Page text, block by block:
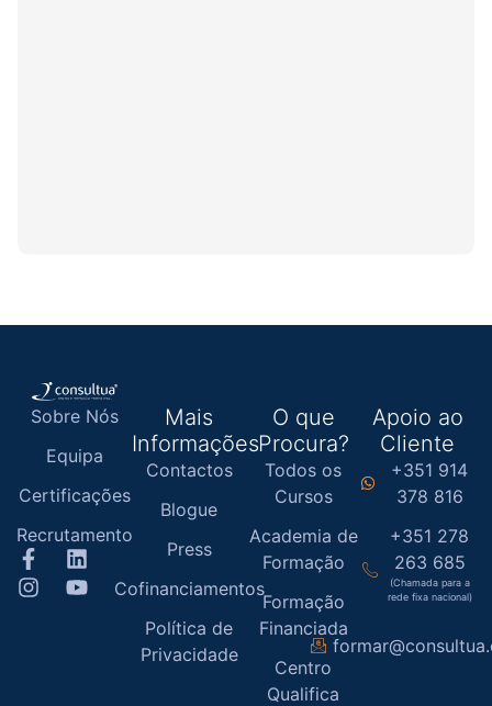
Sobre Nós
Equipa
Certificações
Recrutamento
Mais
Informações
Contactos
Blogue
Press
Cofinanciamentos
Política de
Privacidade
O que
Procura?
Todos os
Cursos
Academia de
Formação
Formação
Financiada
Centro
Qualifica
Apoio ao
Cliente
+351 914
378 816
+351 278
263 685
(Chamada para a
rede fixa nacional)